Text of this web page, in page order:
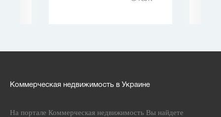
Коммерческая недвижимость в Украине
На портале Коммерческая недвижимость Вы найдете